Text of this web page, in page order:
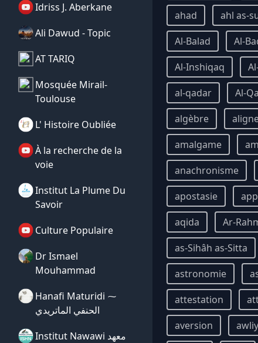
Idriss J. Aberkane
Ali Dawud - Topic
AT TARIQ
Mosquée Mirail-
Toulouse
L' Histoire Oubliée
À la recherche de la
voie
Institut La Plume Du
Savoir
Culture Populaire
Dr Ismael
Mouhammad
Hanafi Maturidi ⁓
الحنفي الماتريدي
Institut Nawawi معهد
ahad
ahl as-
Al-Balad
Al-
Al-Inshiqaq
al-qadar
Al-
algèbre
amalgame
anachronisme
apostasie
aqida
Ar-
as-Sihâh as-Sitta
astronomie
attestation
aversion